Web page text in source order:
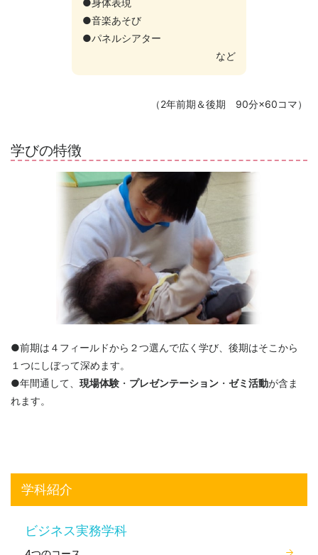
●身体表現
●音楽あそび
●パネルシアター
など
（2年前期＆後期 90分×60コマ）
学びの特徴
●前期は４フィールドから２つ選んで広く学び、後期はそこから
１つにしぼって深めます。
●年間通して、 現場体験 ・ プレゼンテーション ・ ゼミ活動が含ま
れます。
学科紹介
ビジネス実務学科